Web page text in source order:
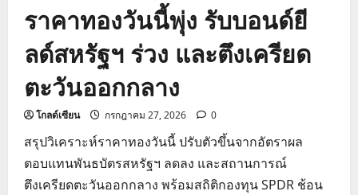
ราคาทองวันนี้พุ่ง รับบอนด์ยี
ลด์สหรัฐฯ ร่วง และตึงเครียด
ตะวันออกกลาง
โกลด์เซียน กรกฎาคม 27, 2026 0
สรุปวิเคราะห์ราคาทองวันนี้ ปรับตัวขึ้นจากอัตราผล
ตอบแทนพันธบัตรสหรัฐฯ ลดลง และสถานการณ์
ตึงเครียดตะวันออกกลาง พร้อมสถิติกองทุน SPDR ช้อน